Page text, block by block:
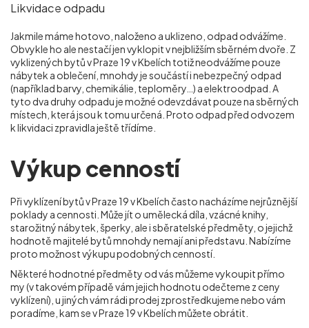
Likvidace odpadu
Jakmile máme hotovo, naloženo a uklizeno, odpad odvážíme.
Obvykle ho ale nestačí jen vyklopit v nejbližším sběrném dvoře. Z
vyklizených bytů v Praze 19 v Kbelích totiž neodvážíme pouze
nábytek a oblečení, mnohdy je součástí i nebezpečný odpad
(například barvy, chemikálie, teploměry…) a elektroodpad. A
tyto dva druhy odpadu je možné odevzdávat pouze na sběrných
místech, která jsou k tomu určená. Proto odpad před odvozem
k likvidaci zpravidla ještě třídíme.
Výkup cenností
Při vyklízení bytů v Praze 19 v Kbelích často nacházíme nejrůznější
poklady a cennosti. Může jít o umělecká díla, vzácné knihy,
starožitný nábytek, šperky, ale i sběratelské předměty, o jejichž
hodnotě majitelé bytů mnohdy nemají ani představu. Nabízíme
proto možnost výkupu podobných cenností.
Některé hodnotné předměty od vás můžeme vykoupit přímo
my (v takovém případě vám jejich hodnotu odečteme z ceny
vyklízení), u jiných vám rádi prodej zprostředkujeme nebo vám
poradíme, kam sev Praze 19 v Kbelíchmůžete obrátit.